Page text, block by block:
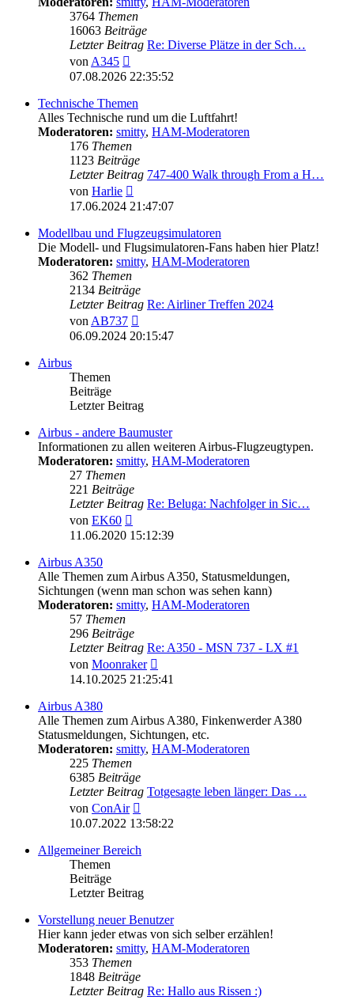
3764 Themen
16063 Beiträge
Letzter Beitrag Re: Diverse Plätze in der Sch…
vonA345
Beitrag
07.08.2026 22:35:52
Technische Themen
Alles Technische rund um die Luftfahrt!
Moderatoren: smitty, HAM-Moderatoren
176 Themen
1123 Beiträge
Letzter Beitrag 747-400 Walk through From a H…
von Harlie
Beitrag
17.06.2024 21:47:07
Modellbau und Flugzeugsimulatoren
Die Modell- und Flugsimulatoren-Fans haben hier Platz!
Moderatoren: smitty, HAM-Moderatoren
362 Themen
2134 Beiträge
Letzter Beitrag Re: Airliner Treffen 2024
vonAB737
Beitrag
06.09.2024 20:15:47
Airbus
Themen
Beiträge
Letzter Beitrag
Airbus - andere Baumuster
Informationen zu allen weiteren Airbus-Flugzeugtypen.
Moderatoren: smitty, HAM-Moderatoren
27 Themen
221 Beiträge
Letzter Beitrag Re: Beluga: Nachfolger in Sic…
von EK60
Beitrag
11.06.2020 15:12:39
Airbus A350
Alle Themen zum Airbus A350, Statusmeldungen,
Sichtungen (wenn man schon was sehen kann)
Moderatoren: smitty, HAM-Moderatoren
57 Themen
296 Beiträge
Letzter Beitrag Re: A350 - MSN 737 - LX #1
von Moonraker
Beitrag
14.10.2025 21:25:41
Airbus A380
Alle Themen zum Airbus A380, Finkenwerder A380
Statusmeldungen, Sichtungen, etc.
Moderatoren: smitty, HAM-Moderatoren
225 Themen
6385 Beiträge
Letzter Beitrag Totgesagte leben länger: Das …
von ConAir
Beitrag
10.07.2022 13:58:22
Allgemeiner Bereich
Themen
Beiträge
Letzter Beitrag
Vorstellung neuer Benutzer
Hier kann jeder etwas von sich selber erzählen!
Moderatoren: smitty, HAM-Moderatoren
353 Themen
1848 Beiträge
Letzter Beitrag Re: Hallo aus Rissen :)